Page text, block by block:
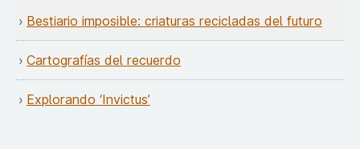
Bestiario imposible: criaturas recicladas del futuro
Cartografías del recuerdo
Explorando ‘Invictus’